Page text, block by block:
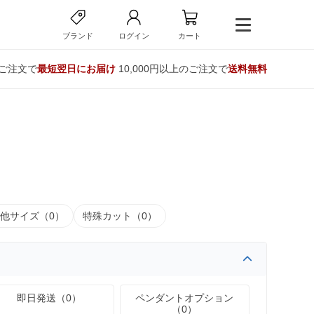
ブランド ログイン カート
注文で最短翌日にお届け10,000円以上のご注文で送料無料
サイズ（0） 特殊カット（0）
即日発送（0）
ペンダントオプション
（0）